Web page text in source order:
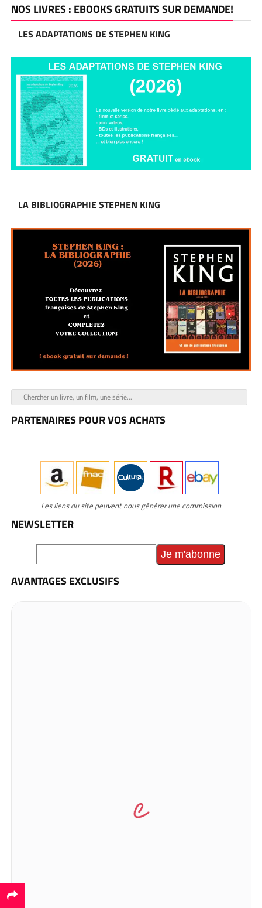
NOS LIVRES : EBOOKS GRATUITS SUR DEMANDE!
LES ADAPTATIONS DE STEPHEN KING
LA BIBLIOGRAPHIE STEPHEN KING
PARTENAIRES POUR VOS ACHATS
Les liens du site peuvent nous générer une commission
NEWSLETTER
AVANTAGES EXCLUSIFS